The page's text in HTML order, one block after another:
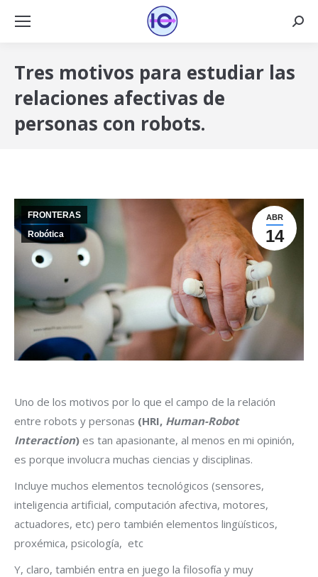
Tres motivos para estudiar las
relaciones afectivas de
personas con robots.
ABR
14
FRONTERAS
Robótica
Uno de los motivos por lo que el campo de la relación
entre robots y personas (HRI, Human-Robot
Interaction) es tan apasionante, al menos en mi opinión,
es porque involucra muchas ciencias y disciplinas.
Incluye muchos elementos tecnológicos (sensores,
inteligencia artificial, computación afectiva, motores,
actuadores, etc) pero también elementos lingüísticos,
proxémica, psicología, etc
Y, claro, también entra en juego la filosofía y muy